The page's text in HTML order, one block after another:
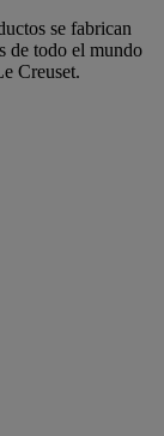
se fabrican
de todo el mundo
Creuset.